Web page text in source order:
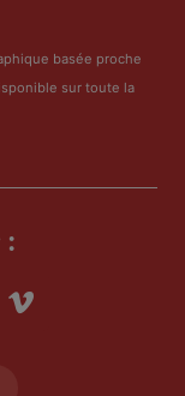
basée proche
sur toute la
: